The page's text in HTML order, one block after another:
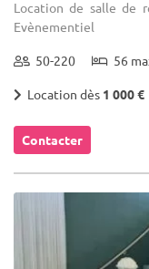
Location de salle de
Evènementiel
50-220 56
Location dès 1 000 €
Contacter